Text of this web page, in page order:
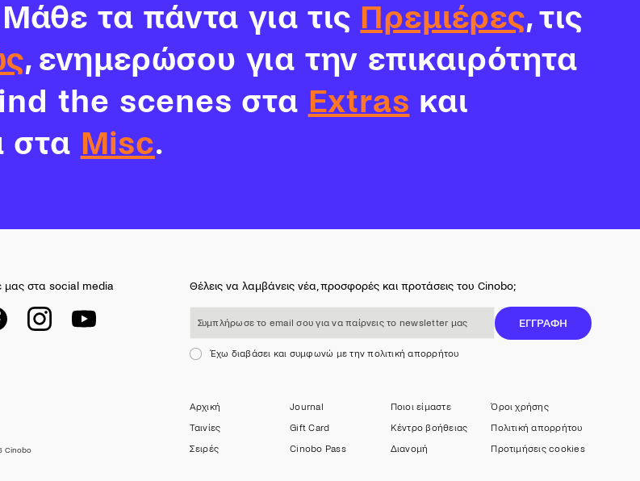
τα πάντα για τις Πρεμιέρες, τις
, ενημερώσου για την επικαιρότητα
the scenes στα Extras και
στα Misc.
μας στα social media Θέλεις να λαμβάνεις νέα, προσφορές και προτάσεις του Cinobo;
ΕΓΓΡΑΦΗ
Έχω διαβάσει και συμφωνώ με την πολιτική απορρήτου
Cinobo
Αρχική
Ταινίες
Σειρές
Journal
Gift Card
Cinobo Pass
Ποιοι είμαστε
Κέντρο βοήθειας
Διανομή
Όροι χρήσης
Πολιτική απορρήτου
Προτιμήσεις cookies